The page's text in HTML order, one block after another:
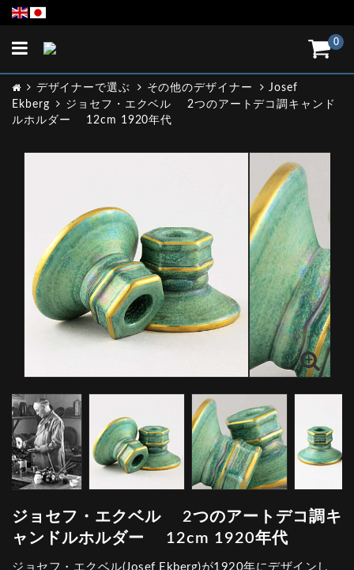
0
Toggle
デザイナーで選ぶ その他のデザイナー
Josef
Ekberg
ジョセフ・エクベル 2つのアートデコ調キャンド
ルホルダー 12cm 1920年代
ジョセフ・エクベル 2つのアートデコ調キ
ャンドルホルダー 12cm 1920年代
ジョセフ・エクベル(Josef Ekberg)が1920年にデザインし